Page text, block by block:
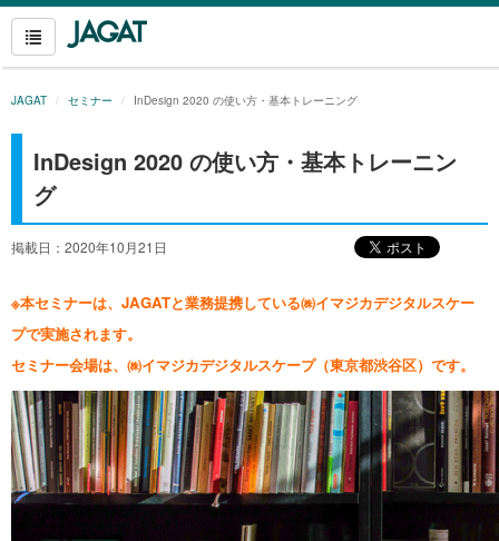
JAGAT セミナー InDesign 2020 の使い方・基本トレーニング
InDesign 2020 の使い方・基本トレーニン
グ
掲載日：2020年10月21日
※本セミナーは、JAGATと業務提携している㈱イマジカデジタルスケー
プで実施されます。
セミナー会場は、㈱イマジカデジタルスケープ（東京都渋谷区）です。